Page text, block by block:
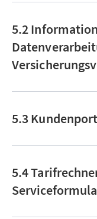
5.2
5.3
5.4